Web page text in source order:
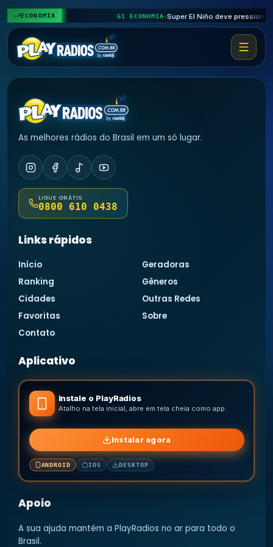
𝄞
♪
♬ECONOMIA G1 ECONOMIA•
As melhores rádios do Brasil em um só lugar.
LIGUE GRÁTIS
0800 610 0438
Links rápidos
Início
Geradoras
Ranking
Gêneros
Cidades
Outras Redes
Favoritas
Sobre
Contato
Aplicativo
Instale o PlayRadios
Atalho na tela inicial, abre em tela cheia como app.
Instalar agora
ANDROID IOS DESKTOP
Apoio
A sua ajuda mantém a PlayRadios no ar para todo o
Brasil.